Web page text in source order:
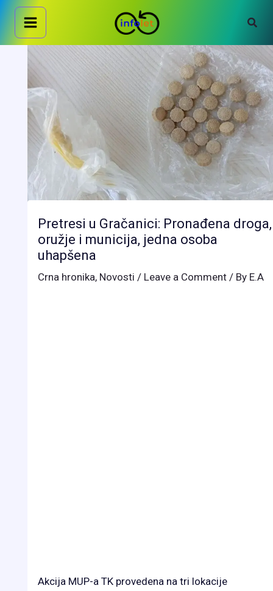
Skip
content
Pretresi u Gračanici: Pronađena droga,
oružje i municija, jedna osoba
uhapšena
Crna hronika, Novosti / Leave a Comment / By E.A
Akcija MUP-a TK provedena na tri lokacije